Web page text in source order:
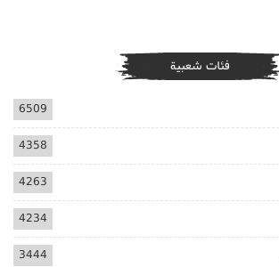
فئات شعبية
6509
4358
4263
4234
3444